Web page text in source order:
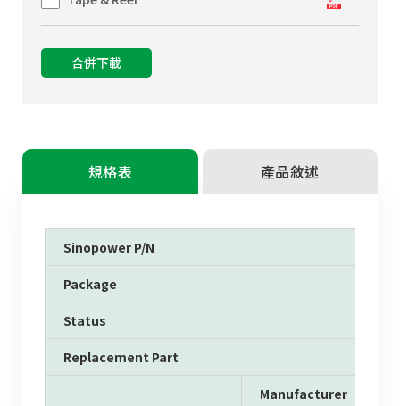
合併下載
規格表 產品敘述
Sinopower P/N
Package
Status
Replacement Part
Manufacturer